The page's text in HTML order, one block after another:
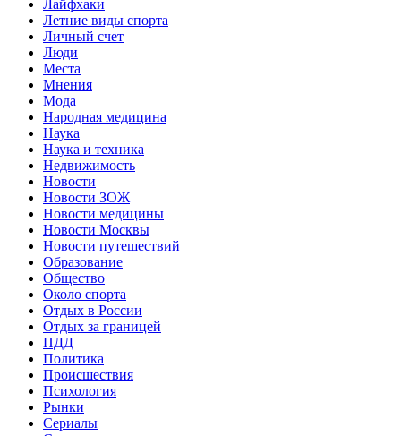
Лайфхаки
Летние виды спорта
Личный счет
Люди
Места
Мнения
Мода
Народная медицина
Наука
Наука и техника
Недвижимость
Новости
Новости ЗОЖ
Новости медицины
Новости Москвы
Новости путешествий
Образование
Общество
Около спорта
Отдых в России
Отдых за границей
ПДД
Политика
Происшествия
Психология
Рынки
Сериалы